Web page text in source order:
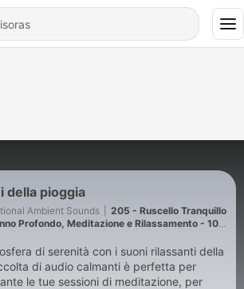
della pioggia
Ambient Sounds
205 - Ruscello Tranquillo
Profondo, Meditazione e Rilassamento - 10
di serenità con i suoni rilassanti della
di audio calmanti è perfetta per
le tue sessioni di meditazione, per